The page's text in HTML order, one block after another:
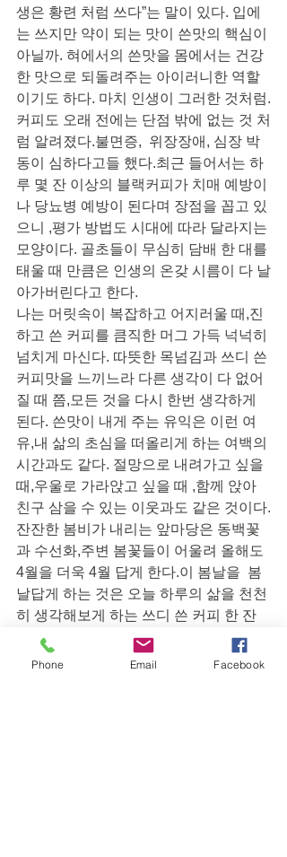
생은 황련 처럼 쓰다”는 말이 있다. 입에
는 쓰지만 약이 되는 맛이 쓴맛의 핵심이
아닐까. 혀에서의 쓴맛을 몸에서는 건강
한 맛으로 되돌려주는 아이러니한 역할
이기도 하다. 마치 인생이 그러한 것처럼.
커피도 오래 전에는 단점 밖에 없는 것 처
럼 알려졌다.불면증,  위장장애, 심장 박
동이 심하다고들 했다.최근 들어서는 하
루 몇 잔 이상의 블랙커피가 치매 예방이
나 당뇨병 예방이 된다며 장점을 꼽고 있
으니 ,평가 방법도 시대에 따라 달라지는
모양이다. 골초들이 무심히 담배 한 대를
태울 때 만큼은 인생의 온갖 시름이 다 날
아가버린다고 한다.
나는 머릿속이 복잡하고 어지러울 때,진
하고 쓴 커피를 큼직한 머그 가득 넉넉히
넘치게 마신다. 따뜻한 목넘김과 쓰디 쓴
커피맛을 느끼느라 다른 생각이 다 없어
질 때 쯤,모든 것을 다시 한번 생각하게
된다. 쓴맛이 내게 주는 유익은 이런 여
유,내 삶의 초심을 떠올리게 하는 여백의
시간과도 같다. 절망으로 내려가고 싶을
때,우울로 가라앉고 싶을 때 ,함께 앉아
친구 삼을 수 있는 이웃과도 같은 것이다.
잔잔한 봄비가 내리는 앞마당은 동백꽃
과 수선화,주변 봄꽃들이 어울려 올해도
4월을 더욱 4월 답게 한다.이 봄날을  봄
날답게 하는 것은 오늘 하루의 삶을 천천
히 생각해보게 하는 쓰디 쓴 커피 한 잔
의 여유있는 시간이기도  하다. 그래서 나
는 이웃에게도 부담없이  얘기한다.
Phone Email Facebook